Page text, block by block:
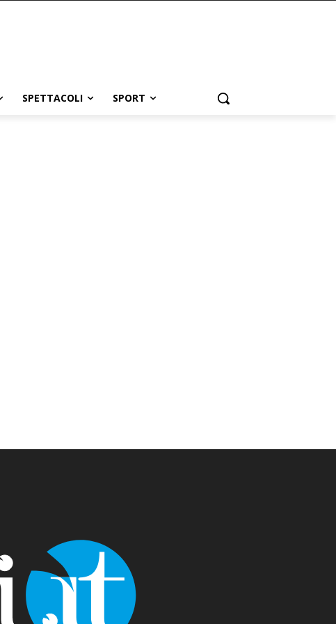
SPETTACOLI SPORT